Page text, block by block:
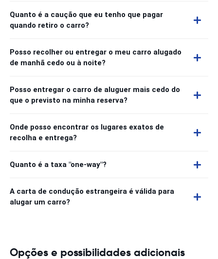
Quanto é a caução que eu tenho que pagar
quando retiro o carro?
Posso recolher ou entregar o meu carro alugado
de manhã cedo ou à noite?
Posso entregar o carro de aluguer mais cedo do
que o previsto na minha reserva?
Onde posso encontrar os lugares exatos de
recolha e entrega?
Quanto é a taxa "one-way"?
A carta de condução estrangeira é válida para
alugar um carro?
Opções e possibilidades adicionais